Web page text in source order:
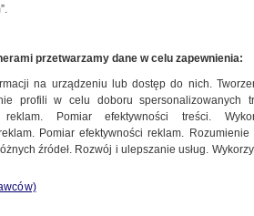
przetwarzamy dane w celu zapewnienia:
na urządzeniu lub dostęp do nich.
profili w celu doboru spersonalizowanych
reklam. Pomiar efektywności treści.
Pomiar efektywności reklam.
źródeł. Rozwój i ulepszanie usług.